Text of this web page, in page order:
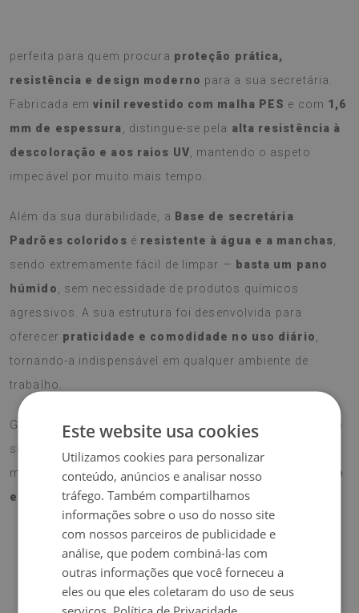
perfeita para quem procura proteção prática,
resistência e design moderno para a sua secretária.
Fabricada emvinil revestido com malha PES e com 1,6
mm de espessura
, distingue-se pela alta resistência à
descoloração e aos raios UV , mantendo o aspeto
impecável por muito mais tempo.
Além da sua durabilidade, a Base de secretária
Padrões coloridos é resistente à água e a manchas
sendo extremamente fácil de limpar — basta um pano
húmido
, sem necessidade de produtos químicos
agressivos. A sua estrutura foi desenvolvida para
oferecer praticidade e comodidade no uso diário
tornando-a indispensável em qualquer ambiente de
trabalho.
Graças ao seu formato funcional, protege eficazmente a
superfície da secretária contra riscos e desgaste, ao
mesmo tempo que acrescentaum toque profissional e
eleganteao espaço.
Vinil revestido com malha PES.
1,6 mm
Este website usa cookies
Utilizamos cookies para personalizar
conteúdo, anúncios e analisar nosso
tráfego. Também compartilhamos
informações sobre o uso do nosso site
com nossos parceiros de publicidade e
análise, que podem combiná-las com
outras informações que você forneceu a
eles ou que eles coletaram do uso de seus
serviços. Política de Privacidade